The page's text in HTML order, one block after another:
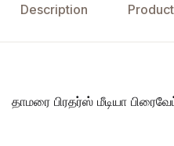
Description
தாமரை பிரதர்ஸ் மீடியா